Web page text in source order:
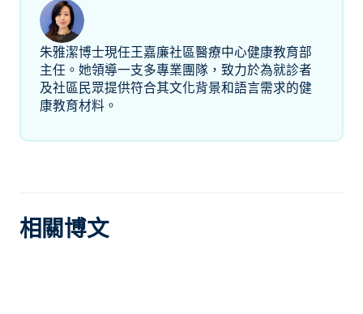
朱雅潔博士現任王嘉廉社區醫療中心健康教育部
主任。她領導一支多專業團隊，致力於為就診者
及社區民眾提供符合其文化背景和語言需求的健
康教育材料。
相關博文